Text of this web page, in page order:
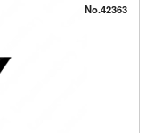
No.42363